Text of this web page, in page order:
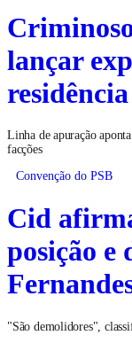
lançar
Linha de apuração
facções
Convenção do PSB
Cid
posição e
"São demolidores",